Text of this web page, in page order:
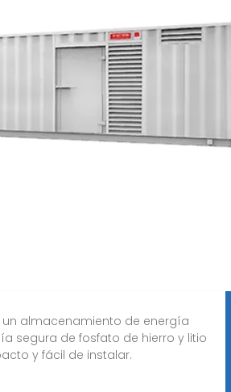
un almacenamiento de energía
segura de fosfato de hierro y litio
y fácil de instalar.